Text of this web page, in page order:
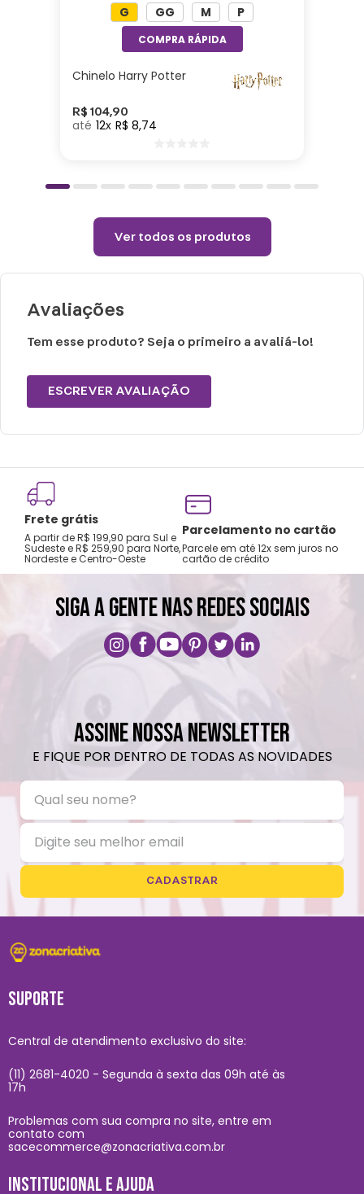
Altura: 40cm| Largura: 40cm| Comprimento:
10cm| Material: Poliéster| Enchimento: Fibra
Cuidados e recomendações de uso:
Passar com temperatura máxima de 110°
Não alvejar.
Temperatura máxima de lavagem 40°.
Não limpar a seco.
Chinelo Harry Potter
R$ 104,90
12 R$ 8,74
G GG M P
Ver todos os produtos
Avaliações
Tem esse produto? Seja o primeiro a avaliá-lo!
ESCREVER AVALIAÇÃO
Frete grátis
A partir de R$ 199,90 para Sul e
Sudeste e R$ 259,90 para Norte,
Nordeste e Centro-Oeste
Parcelamento no cartão
Parcele em até 12x sem juros no
cartão de crédito
SIGA A GENTE NAS REDES SOCIAIS
ASSINE NOSSA NEWSLETTER
E FIQUE POR DENTRO DE TODAS AS NOVIDADES
CADASTRAR
SUPORTE
Central de atendimento exclusivo do site:
(11) 2681-4020 - Segunda à sexta das 09h até às
17h
Problemas com sua compra no site, entre em
contato com
sacecommerce@zonacriativa.com.br
INSTITUCIONAL E AJUDA